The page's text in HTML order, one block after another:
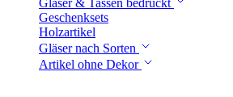
Gläser & Tassen bedruckt
Geschenksets
Holzartikel
Gläser nach Sorten
Artikel ohne Dekor